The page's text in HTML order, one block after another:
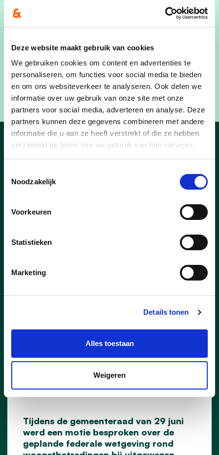
Deze website maakt gebruik van cookies
We gebruiken cookies om content en advertenties te
personaliseren, om functies voor social media te bieden
en om ons websiteverkeer te analyseren. Ook delen we
informatie over uw gebruik van onze site met onze
partners voor social media, adverteren en analyse. Deze
partners kunnen deze gegevens combineren met andere
informatie die u aan ze heeft verstrekt of die ze hebben
verzameld op basis van uw gebruik van hun services.
Noodzakelijk
Voorkeuren
Statistieken
Marketing
Details tonen
Alles toestaan
Weigeren
worden de drie principes van het ontwerp ​
toegelicht: toegankelijkheid voorop, met een
voor het verleden; en een slimme, duurzame
aanpak met onder meer een BEO-veld onder het
Boekhandelplein, zonnecollectoren en geïsoleerde
daken.
Nieuws
cd&v Leuven: "Bescherming
van fundamentele rechten
én openbare veiligheid
moeten hand in hand gaan"
01/07/26
Tijdens de gemeenteraad van 29 juni
werd een motie besproken over de
geplande federale wetgeving rond